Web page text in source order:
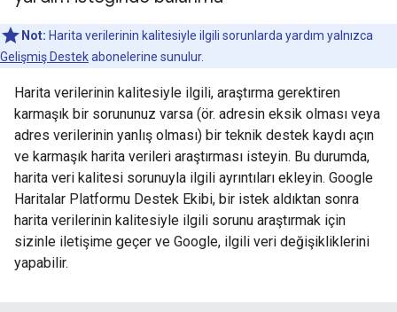
Not: Harita verilerinin kalitesiyle ilgili sorunlarda yardım yalnızca
Gelişmiş Destekabonelerine sunulur.
Harita verilerinin kalitesiyle ilgili, araştırma gerektiren
karmaşık bir sorununuz varsa (ör. adresin eksik olması veya
adres verilerinin yanlış olması) bir teknik destek kaydı açın
ve karmaşık harita verileri araştırması isteyin. Bu durumda,
harita veri kalitesi sorunuyla ilgili ayrıntıları ekleyin. Google
Haritalar Platformu Destek Ekibi, bir istek aldıktan sonra
harita verilerinin kalitesiyle ilgili sorunu araştırmak için
sizinle iletişime geçer ve Google, ilgili veri değişikliklerini
yapabilir.